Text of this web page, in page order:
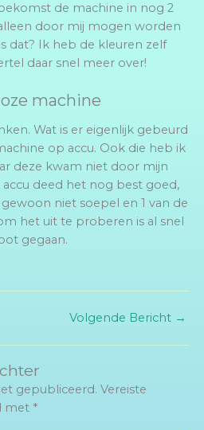
de machine in nog 2
door mij mogen worden
dat? Ik heb de kleuren zelf
daar snel meer over!
machine
Wat is er eigenlijk gebeurd
op accu. Ook die heb ik
deze kwam niet door mijn
deed het nog best goed,
niet soepel en 1 van de
het uit te proberen is al snel
gegaan.
Volgende Bericht →
gepubliceerd. Vereiste
met *